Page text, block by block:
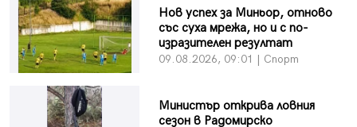
Нов успех за Миньор, отново
със суха мрежа, но и с по-
изразителен резултат
09.08.2026, 09:01 | Спорт
Министър открива ловния
сезон в Радомирско